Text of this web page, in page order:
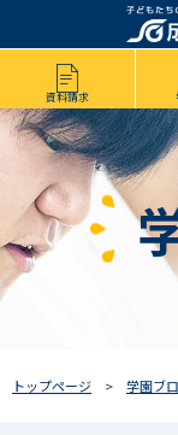
資料請求
トップページ 学園ブ